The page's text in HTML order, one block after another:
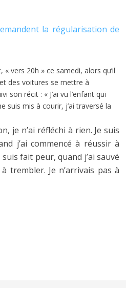
la régularisation de
vers 20h » ce samedi, alors qu’il
des voitures se mettre à
récit : « J’ai vu l’enfant qui
suis mis à courir, j’ai traversé la
je n’ai réfléchi à rien. Je suis
j’ai commencé à réussir à
fait peur, quand j’ai sauvé
trembler. Je n’arrivais pas à